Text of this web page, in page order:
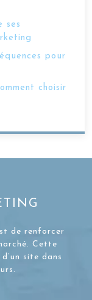
ses
pour
choisir
de renforcer
Cette
site dans